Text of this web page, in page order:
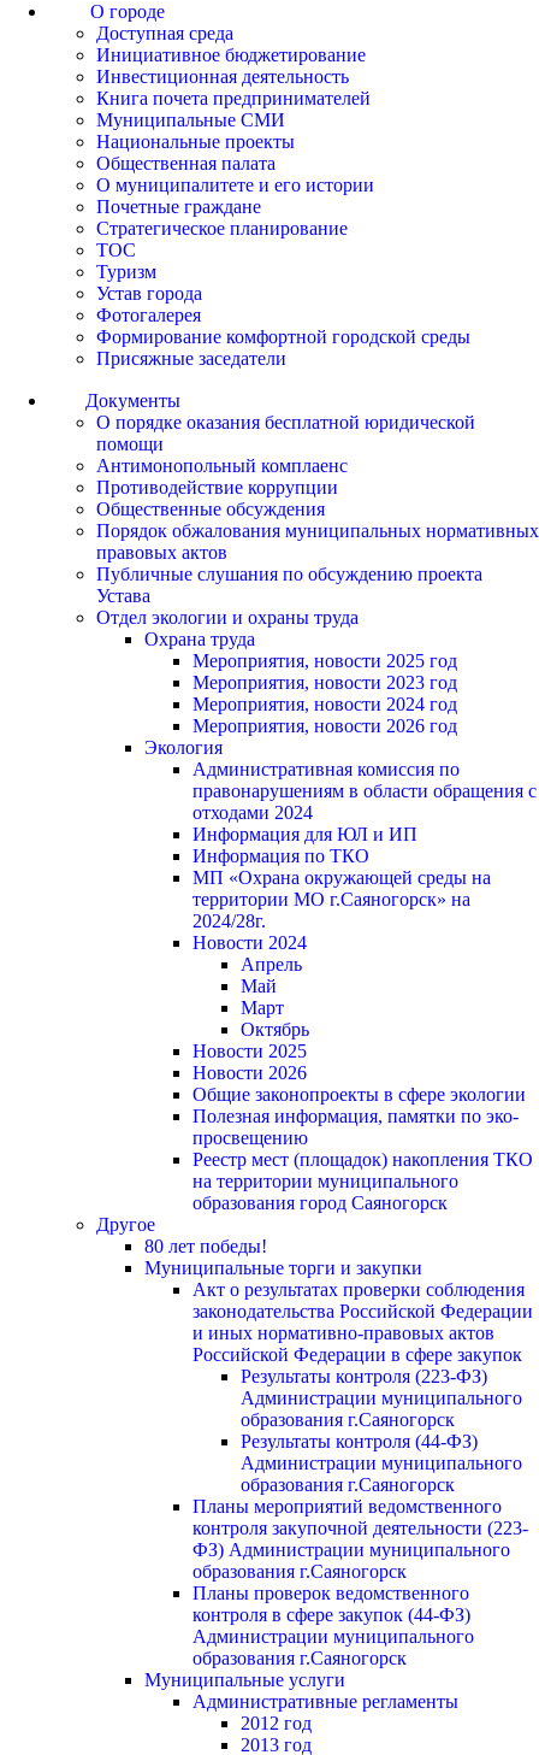
О городе
Доступная среда
Инициативное бюджетирование
Инвестиционная деятельность
Книга почета предпринимателей
Муниципальные СМИ
Национальные проекты
Общественная палата
О муниципалитете и его истории
Почетные граждане
Стратегическое планирование
ТОС
Туризм
Устав города
Фотогалерея
Формирование комфортной городской среды
Присяжные заседатели
Документы
О порядке оказания бесплатной юридической
помощи
Антимонопольный комплаенс
Противодействие коррупции
Общественные обсуждения
Порядок обжалования муниципальных нормативных
правовых актов
Публичные слушания по обсуждению проекта
Устава
Отдел экологии и охраны труда
Охрана труда
Мероприятия, новости 2025 год
Мероприятия, новости 2023 год
Мероприятия, новости 2024 год
Мероприятия, новости 2026 год
Экология
Административная комиссия по
правонарушениям в области обращения с
отходами 2024
Информация для ЮЛ и ИП
Информация по ТКО
МП «Охрана окружающей среды на
территории МО г.Саяногорск» на
2024/28г.
Новости 2024
Апрель
Май
Март
Октябрь
Новости 2025
Новости 2026
Общие законопроекты в сфере экологии
Полезная информация, памятки по эко-
просвещению
Реестр мест (площадок) накопления ТКО
на территории муниципального
образования город Саяногорск
Другое
80 лет победы!
Муниципальные торги и закупки
Акт о результатах проверки соблюдения
законодательства Российской Федерации
и иных нормативно-правовых актов
Российской Федерации в сфере закупок
Результаты контроля (223-ФЗ)
Администрации муниципального
образования г.Саяногорск
Результаты контроля (44-ФЗ)
Администрации муниципального
образования г.Саяногорск
Планы мероприятий ведомственного
контроля закупочной деятельности (223-
ФЗ) Администрации муниципального
образования г.Саяногорск
Планы проверок ведомственного
контроля в сфере закупок (44-ФЗ)
Администрации муниципального
образования г.Саяногорск
Муниципальные услуги
Административные регламенты
2012 год
2013 год